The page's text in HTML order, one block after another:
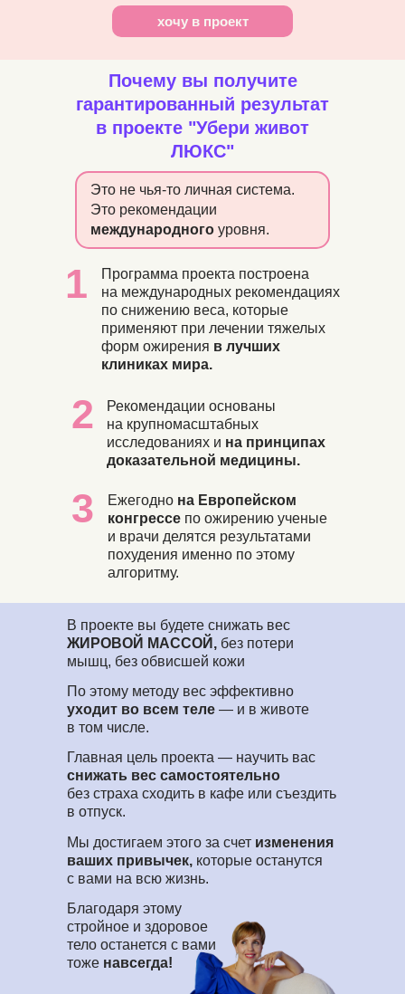
хочу в проект
Почему вы получите
гарантированный результат
в проекте "Убери живот
ЛЮКС"
Это не чья-то личная система.
Это рекомендации
международного уровня.
Программа проекта построена
на международных рекомендациях
по снижению веса, которые
применяют при лечении тяжелых
форм ожирения в лучших
клиниках мира.
Рекомендации основаны
на крупномасштабных
исследованиях и на принципах
доказательной медицины.
Ежегодно на Европейском
конгрессе по ожирению ученые
и врачи делятся результатами
похудения именно по этому
алгоритму.
1
2
3
В проекте вы будете снижать вес
ЖИРОВОЙ МАССОЙ, без потери
мышц, без обвисшей кожи
По этому методу вес эффективно
уходит во всем теле — и в животе
в том числе.
Главная цель проекта — научить вас
снижать вес самостоятельно
без страха сходить в кафе или съездить
в отпуск.
Мы достигаем этого за счет изменения
ваших привычек, которые останутся
с вами на всю жизнь.
Благодаря этому
стройное и здоровое
тело останется с вами
тоже навсегда!